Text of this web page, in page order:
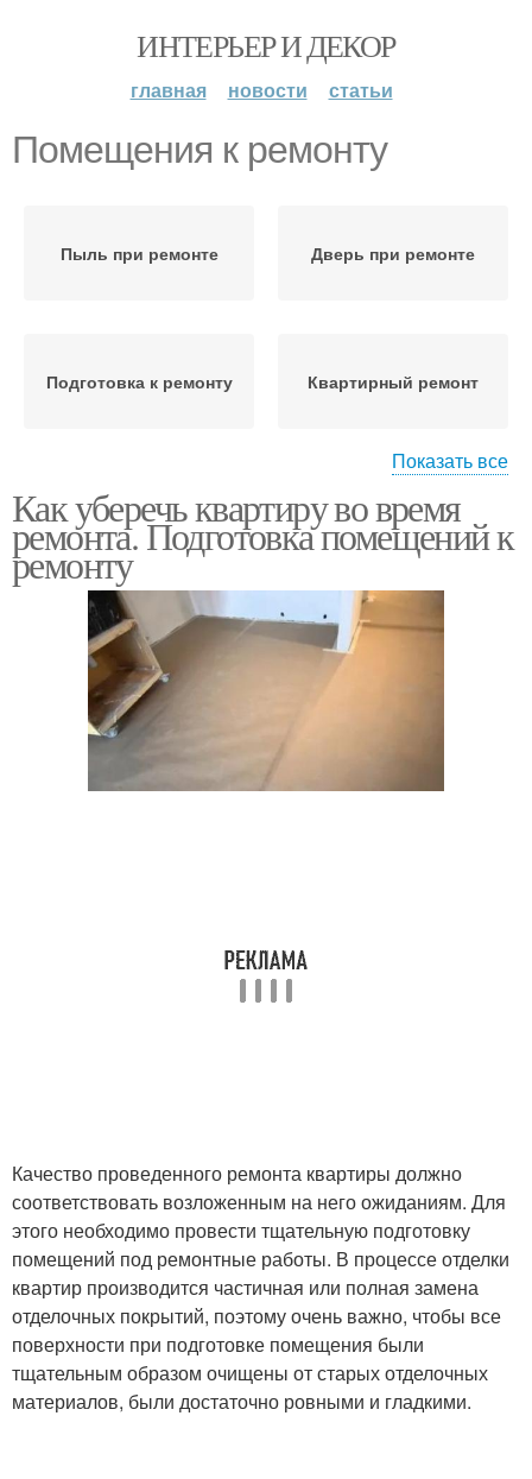
ИНТЕРЬЕР И ДЕКОР
главная новости статьи
Помещения к ремонту
Пыль при ремонте Дверь при ремонте
Подготовка к ремонту Квартирный ремонт
Оборудования к
ремонту
Ремонт в квартире
Показать все
Как уберечь квартиру во время
ремонта. Подготовка помещений к
ремонту
Качество проведенного ремонта квартиры должно
соответствовать возложенным на него ожиданиям. Для
этого необходимо провести тщательную подготовку
помещений под ремонтные работы. В процессе отделки
квартир производится частичная или полная замена
отделочных покрытий, поэтому очень важно, чтобы все
поверхности при подготовке помещения были
тщательным образом очищены от старых отделочных
материалов, были достаточно ровными и гладкими.